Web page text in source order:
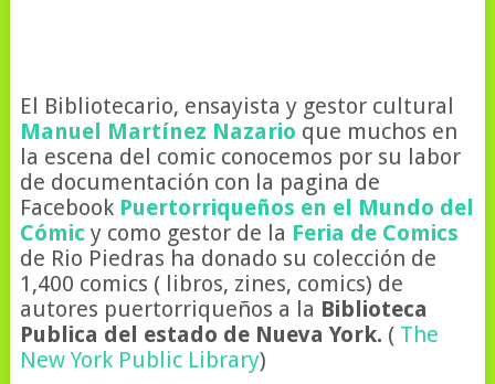
El Bibliotecario, ensayista y gestor cultural
Manuel Martínez Nazario que muchos en
la escena del comic conocemos por su labor
de documentación con la pagina de
Facebook Puertorriqueños en el Mundo del
Cómic y como gestor de la Feria de Comics
de Rio Piedras ha donado su colección de
1,400 comics ( libros, zines, comics) de
autores puertorriqueños a la Biblioteca
Publica del estado de Nueva York. ( The
New York Public Library)